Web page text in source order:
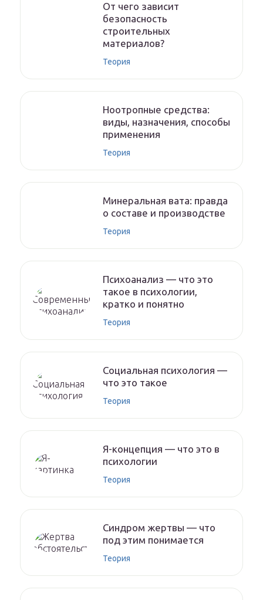
От чего зависит
безопасность
строительных
материалов?
Теория
Ноотропные средства:
виды, назначения, способы
применения
Теория
Минеральная вата: правда
о составе и производстве
Теория
Психоанализ — что это
такое в психологии,
кратко и понятно
Теория
Социальная психология —
что это такое
Теория
Я-концепция — что это в
психологии
Теория
Синдром жертвы — что
под этим понимается
Теория